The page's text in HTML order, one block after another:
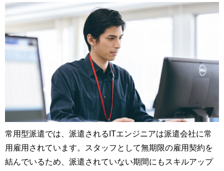
常用型派遣では、派遣されるITエンジニアは派遣会社に常
用雇用されています。スタッフとして無期限の雇用契約を
結んでいるため、派遣されていない期間にもスキルアップ